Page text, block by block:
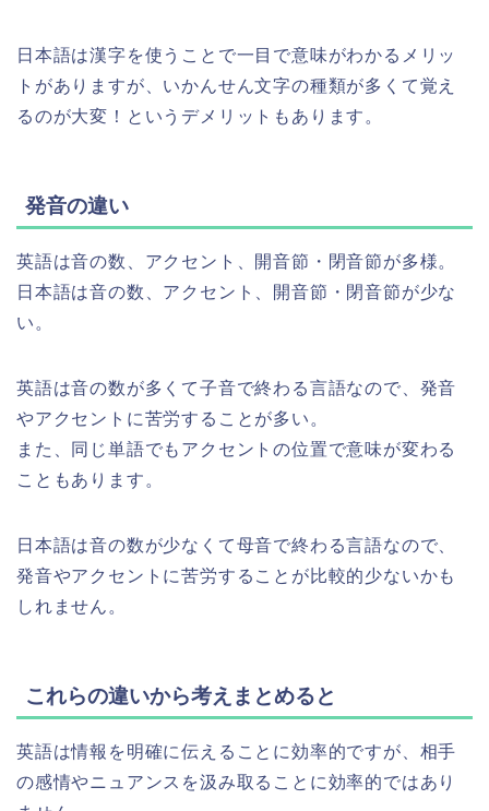
日本語は漢字を使うことで一目で意味がわかるメリッ
トがありますが、いかんせん文字の種類が多くて覚え
るのが大変！というデメリットもあります。
発音の違い
英語は音の数、アクセント、開音節・閉音節が多様。
日本語は音の数、アクセント、開音節・閉音節が少な
い。
英語は音の数が多くて子音で終わる言語なので、発音
やアクセントに苦労することが多い。
また、同じ単語でもアクセントの位置で意味が変わる
こともあります。
日本語は音の数が少なくて母音で終わる言語なので、
発音やアクセントに苦労することが比較的少ないかも
しれません。
これらの違いから考えまとめると
英語は情報を明確に伝えることに効率的ですが、相手
の感情やニュアンスを汲み取ることに効率的ではあり